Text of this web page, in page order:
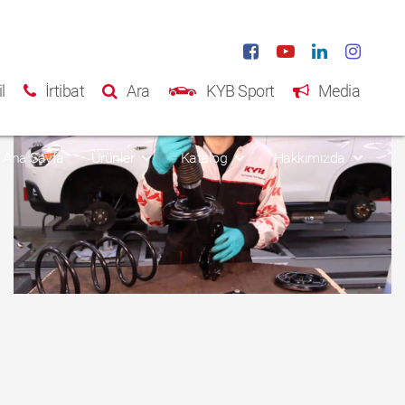
İrtibat Ara KYB Sport Media
Ana Sayfa Ürünler Katalog Hakkımızda